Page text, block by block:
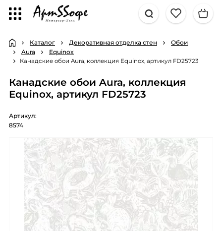
Каталог Декоративная отделка стен
Обои
Aura
Equinox
Канадские обои Aura, коллекция Equinox, артикул FD25723
Канадские обои Aura, коллекция
Equinox, артикул FD25723
Артикул:
8574